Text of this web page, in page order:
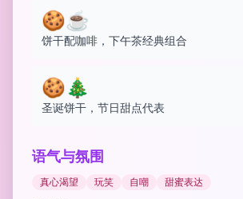
🍪☕
饼干配咖啡，下午茶经典组合
🍪🎄
圣诞饼干，节日甜点代表
语气与氛围
真心渴望 玩笑 自嘲 甜蜜表达